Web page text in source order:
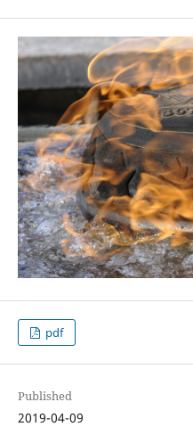
pdf
Published
2019-04-09